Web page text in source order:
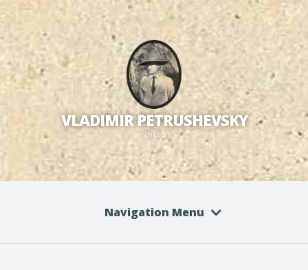
VLADIMIR PETRUSHEVSKY
AN ARCHIVE
Navigation Menu